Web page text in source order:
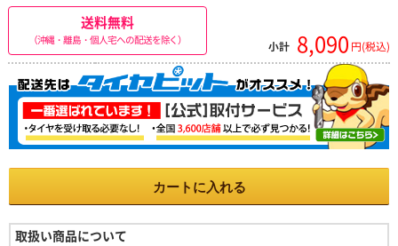
送料無料
（沖縄・離島・個人宅への配送を除く） 小計 8,090 円(税込)
カートに入れる
取扱い商品について